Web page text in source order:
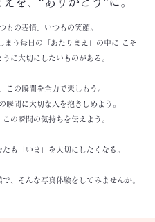
もの表情、いつもの笑顔。
まう毎日の「あたりまえ」の中に こそ
うに大切にしたいものがある。
この瞬間を全力で楽しもう。
瞬間に大切な人を抱きしめよう。
この瞬間の気持ちを伝えよう。
たも「いま」を大切にしたくなる。
、そんな写真体験をしてみませんか。